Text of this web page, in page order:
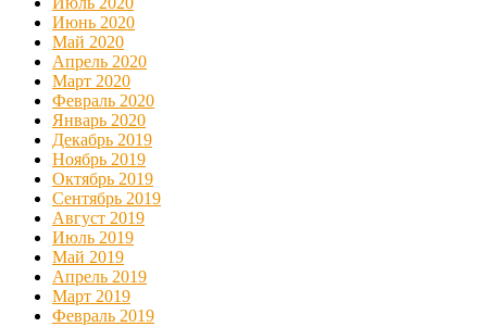
Июнь 2020
Май 2020
Апрель 2020
Март 2020
Февраль 2020
Январь 2020
Декабрь 2019
Ноябрь 2019
Октябрь 2019
Сентябрь 2019
Август 2019
Июль 2019
Май 2019
Апрель 2019
Март 2019
Февраль 2019